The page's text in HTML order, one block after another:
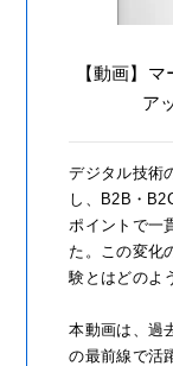
【動画】
ア
デジタル技術
し、B2B・
ポイントで一
た。この変化
験とはどのよ
本動画は、過
の最前線で活